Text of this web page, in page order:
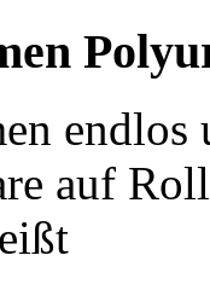
endlos
auf